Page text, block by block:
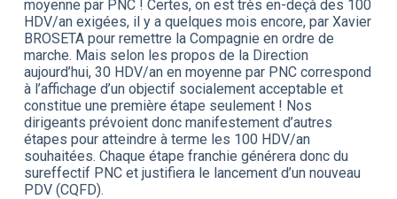
moyenne par PNC ! Certes, on est très en-deçà des 100
HDV/an exigées, il y a quelques mois encore, par Xavier
BROSETA pour remettre la Compagnie en ordre de
marche. Mais selon les propos de la Direction
aujourd’hui, 30 HDV/an en moyenne par PNC correspond
à l’affichage d’un objectif socialement acceptable et
constitue une première étape seulement ! Nos
dirigeants prévoient donc manifestement d’autres
étapes pour atteindre à terme les 100 HDV/an
souhaitées. Chaque étape franchie générera donc du
sureffectif PNC et justifiera le lancement d’un nouveau
PDV (CQFD).